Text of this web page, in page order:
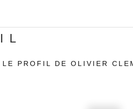
LE PROFIL DE OLIVIER